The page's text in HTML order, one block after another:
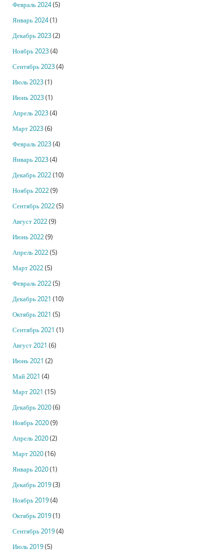
Февраль 2024(5)
Январь 2024(1)
Декабрь 2023(2)
Ноябрь 2023(4)
Сентябрь 2023(4)
Июль 2023(1)
Июнь 2023(1)
Апрель 2023(4)
Март 2023(6)
Февраль 2023(4)
Январь 2023(4)
Декабрь 2022(10)
Ноябрь 2022(9)
Сентябрь 2022(5)
Август 2022(9)
Июнь 2022(9)
Апрель 2022(5)
Март 2022(5)
Февраль 2022(5)
Декабрь 2021 (10)
Октябрь 2021 (5)
Сентябрь 2021 (1)
Август 2021 (6)
Июнь 2021 (2)
Май 2021 (4)
Март 2021 (15)
Декабрь 2020(6)
Ноябрь 2020(9)
Апрель 2020(2)
Март 2020(16)
Январь 2020(1)
Декабрь 2019(3)
Ноябрь 2019(4)
Октябрь 2019(1)
Сентябрь 2019(4)
Июль 2019(5)